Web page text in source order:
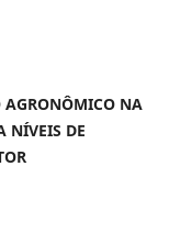
AGRONÔMICO NA
NÍVEIS DE